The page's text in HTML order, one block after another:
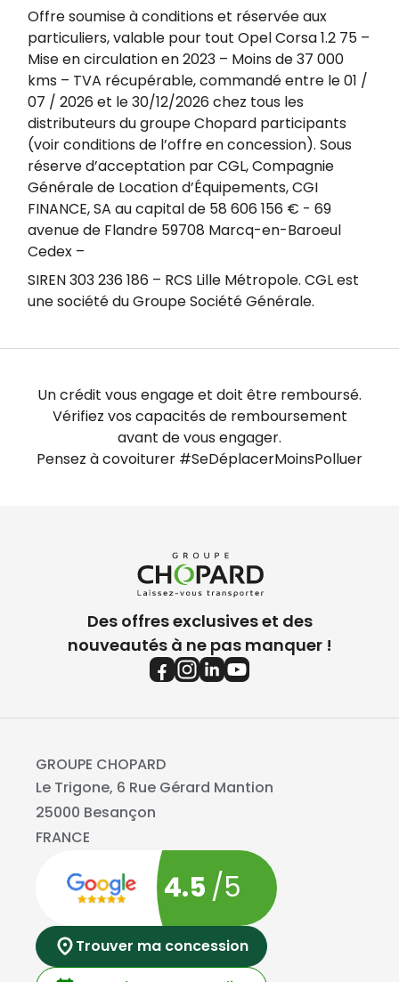
Offre soumise à conditions et réservée aux
particuliers, valable pour tout Opel Corsa 1.2 75 –
Mise en circulation en 2023 – Moins de 37 000
kms – TVA récupérable, commandé entre le 01 /
07 / 2026 et le 30/12/2026 chez tous les
distributeurs du groupe Chopard participants
(voir conditions de l’offre en concession). Sous
réserve d’acceptation par CGL, Compagnie
Générale de Location d’Équipements, CGI
FINANCE, SA au capital de 58 606 156 € - 69
avenue de Flandre 59708 Marcq-en-Baroeul
Cedex –
SIREN 303 236 186 – RCS Lille Métropole. CGL est
une société du Groupe Société Générale.
Un crédit vous engage et doit être remboursé.
Vérifiez vos capacités de remboursement
avant de vous engager.
Pensez à covoiturer #SeDéplacerMoinsPolluer
Des offres exclusives et des
nouveautés à ne pas manquer !
GROUPE CHOPARD
Le Trigone, 6 Rue Gérard Mantion
25000 Besançon
FRANCE
4.5 /5
Trouver ma concession